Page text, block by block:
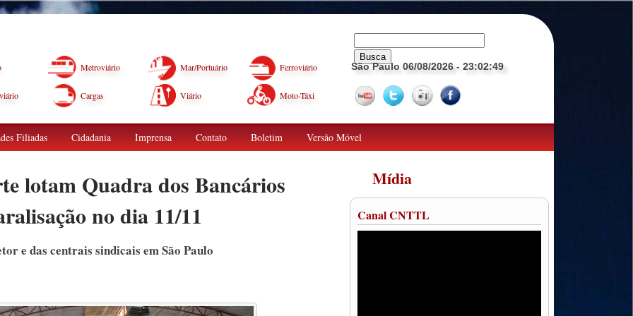
Metroviário Mar/Portuário Ferroviário
Cargas Viário Moto-Táxi
São Paulo 06/08/2026 - 23:02:50
Filiadas Cidadania Imprensa Contato Boletim Versão Móvel
lotam Quadra dos Bancários
no dia 11/11
e das centrais sindicais em São Paulo
Mídia
Canal CNTTL